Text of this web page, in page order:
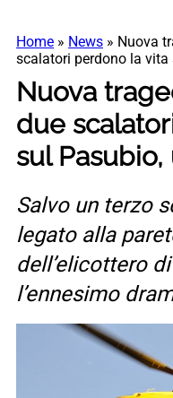
Home » News » Nuova
scalatori perdono la vita
Nuova
due
sul
Salvo un terzo
legato alla
dell’elicottero
l’ennesimo